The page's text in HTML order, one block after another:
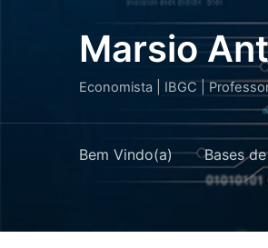
Marsio
Economista | IBGC |
Bem Vindo(a) Bases